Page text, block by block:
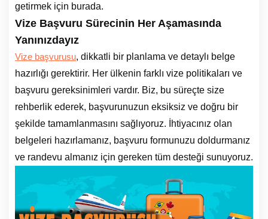
getirmek için burada.
Vize Başvuru Sürecinin Her Aşamasında
Yanınızdayız
Vize başvurusu, dikkatli bir planlama ve detaylı belge
hazırlığı gerektirir. Her ülkenin farklı vize politikaları ve
başvuru gereksinimleri vardır. Biz, bu süreçte size
rehberlik ederek, başvurunuzun eksiksiz ve doğru bir
şekilde tamamlanmasını sağlıyoruz. İhtiyacınız olan
belgeleri hazırlamanız, başvuru formunuzu doldurmanız
ve randevu almanız için gereken tüm desteği sunuyoruz.